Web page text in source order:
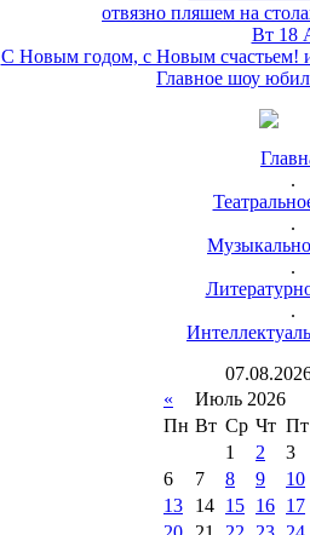
отвязно пляшем на
Вт 18
С Новым годом, с Новым счастьем!
Главное шоу
.
.
.
.
07.08.
«
Июль 2026
Пн Вт Ср Чт Пт
1
2 3
6
7 8 9 10
13
14 15 16 17